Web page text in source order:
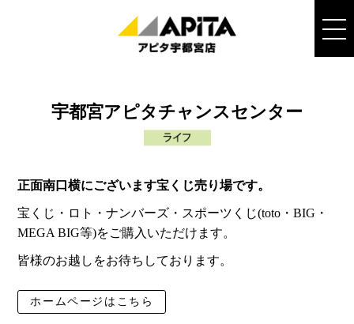
宇都宮アピタチャンスセンター
正面南口横にございます宝くじ売り場です。
宝くじ・ロト・ナンバーズ・スポーツくじ(toto・BIG・
MEGA BIG等)をご購入いただけます。
皆様のお越しをお待ちしております。
ホームページはこちら